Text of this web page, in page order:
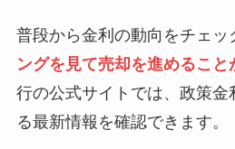
普段から金利の動向をチェッ
ングを見て売却を進めること
行の公式サイトでは、政策金
る最新情報を確認できます。